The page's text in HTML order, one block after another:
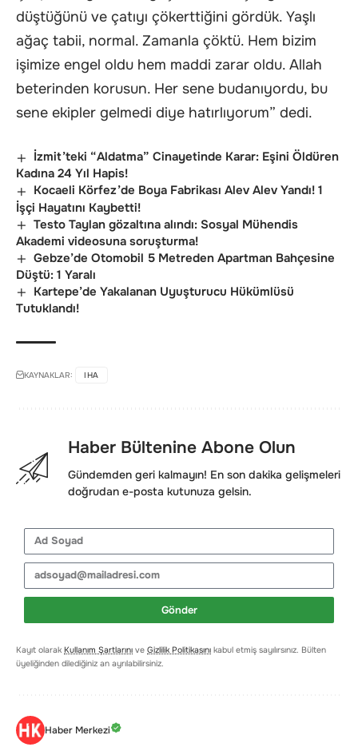
düştüğünü ve çatıyı çökerttiğini gördük. Yaşlı
ağaç tabii, normal. Zamanla çöktü. Hem bizim
işimize engel oldu hem maddi zarar oldu. Allah
beterinden korusun. Her sene budanıyordu, bu
sene ekipler gelmedi diye hatırlıyorum” dedi.
İzmit’teki “Aldatma” Cinayetinde Karar: Eşini Öldüren
Kadına 24 Yıl Hapis!
Kocaeli Körfez’de Boya Fabrikası Alev Alev Yandı! 1
İşçi Hayatını Kaybetti!
Testo Taylan gözaltına alındı: Sosyal Mühendis
Akademi videosuna soruşturma!
Gebze’de Otomobil 5 Metreden Apartman Bahçesine
Düştü: 1 Yaralı
Kartepe’de Yakalanan Uyuşturucu Hükümlüsü
Tutuklandı!
KAYNAKLAR: IHA
Haber Bültenine Abone Olun
Gündemden geri kalmayın! En son dakika gelişmeleri
doğrudan e-posta kutunuza gelsin.
Gönder
Kayıt olarak Kullanım Şartlarını ve Gizlilik Politikasını kabul etmiş sayılırsınız. Bülten
üyeliğinden dilediğiniz an ayrılabilirsiniz.
Haber Merkezi